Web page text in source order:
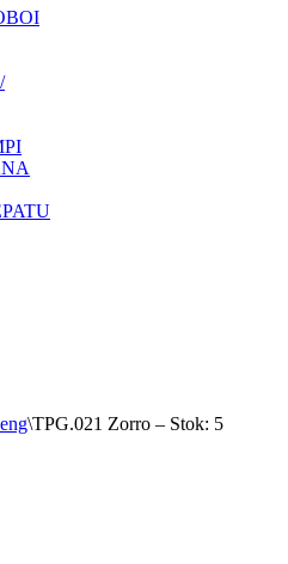
\TPG.021 Zorro – Stok: 5